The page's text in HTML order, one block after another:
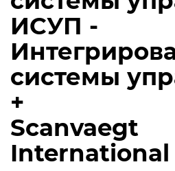
ИСУП -
системы
+
Scanvaegt
International